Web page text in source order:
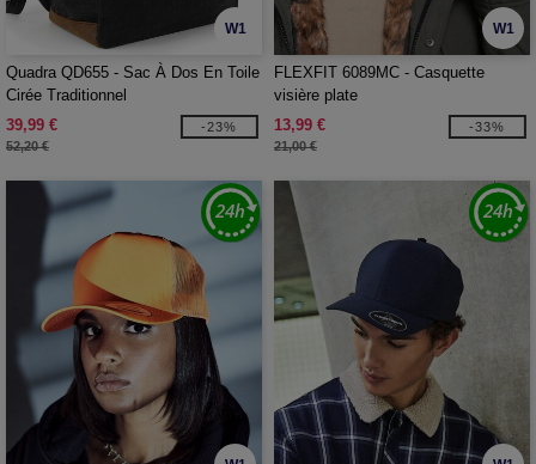
W1
Quadra QD655 - Sac À Dos En Toile
Cirée Traditionnel
39,99 €
52,20 €
-23%
W1
FLEXFIT 6089MC - Casquette
visière plate
13,99 €
21,00 €
-33%